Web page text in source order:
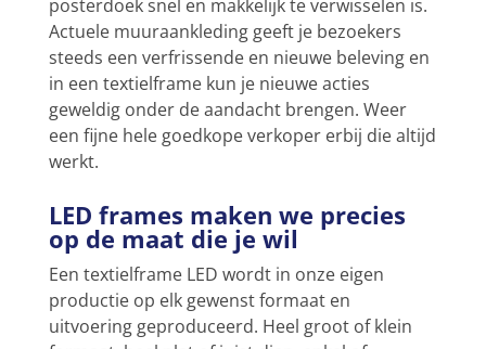
posterdoek snel en makkelijk te verwisselen is.
Actuele muuraankleding geeft je bezoekers
steeds een verfrissende en nieuwe beleving en
in een textielframe kun je nieuwe acties
geweldig onder de aandacht brengen. Weer
een fijne hele goedkope verkoper erbij die altijd
werkt.
LED frames maken we precies
op de maat die je wil
Een textielframe LED wordt in onze eigen
productie op elk gewenst formaat en
uitvoering geproduceerd. Heel groot of klein